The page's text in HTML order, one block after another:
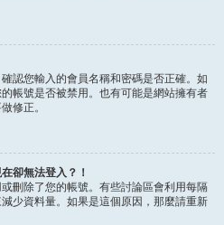
認您輸入的會員名稱和密碼是否正確。如
帳號是否被禁用。也有可能是網站擁有者
修正。
卻無法登入？！
刪除了您的帳號。有些討論區會利用每隔
少資料量。如果是這個原因，那麼請重新